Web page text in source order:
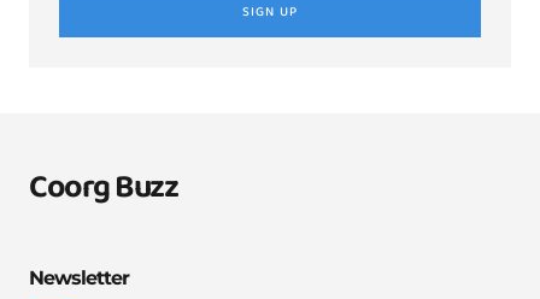
SIGN UP
Coorg Buzz
Newsletter